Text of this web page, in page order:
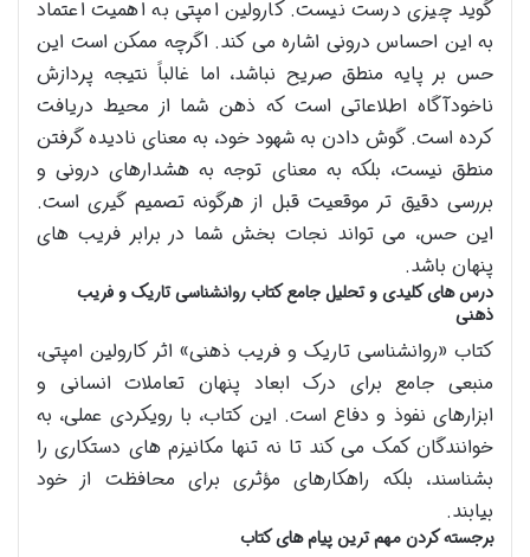
گوید چیزی درست نیست. کارولین امپتی به اهمیت اعتماد
به این احساس درونی اشاره می کند. اگرچه ممکن است این
حس بر پایه منطق صریح نباشد، اما غالباً نتیجه پردازش
ناخودآگاه اطلاعاتی است که ذهن شما از محیط دریافت
کرده است. گوش دادن به شهود خود، به معنای نادیده گرفتن
منطق نیست، بلکه به معنای توجه به هشدارهای درونی و
بررسی دقیق تر موقعیت قبل از هرگونه تصمیم گیری است.
این حس، می تواند نجات بخش شما در برابر فریب های
پنهان باشد.
درس های کلیدی و تحلیل جامع کتاب روانشناسی تاریک و فریب
ذهنی
کتاب «روانشناسی تاریک و فریب ذهنی» اثر کارولین امپتی،
منبعی جامع برای درک ابعاد پنهان تعاملات انسانی و
ابزارهای نفوذ و دفاع است. این کتاب، با رویکردی عملی، به
خوانندگان کمک می کند تا نه تنها مکانیزم های دستکاری را
بشناسند، بلکه راهکارهای مؤثری برای محافظت از خود
بیابند.
برجسته کردن مهم ترین پیام های کتاب